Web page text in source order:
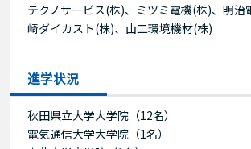
テクノサービス(株)、ミツミ電機(株)、明治
崎ダイカスト(株)、山二環境機材(株)
進学状況
秋田県立大学大学院（12名）
電気通信大学大学院（1名）